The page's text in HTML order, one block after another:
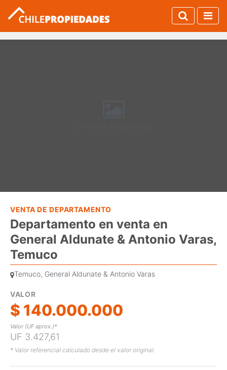
VENTA DE DEPARTAMENTO
Departamento en venta en
General Aldunate & Antonio Varas,
Temuco
Temuco, General Aldunate & Antonio Varas
VALOR
$ 140.000.000
Valor (UF aprox.)*
UF 3.427,61
* Valor referencial calculado desde el valor original.